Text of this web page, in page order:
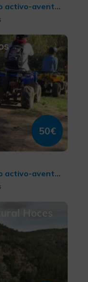
Turismo deportivo, Turismo activo-aventura
50€
Turismo deportivo, Turismo activo-aventura
Hoces